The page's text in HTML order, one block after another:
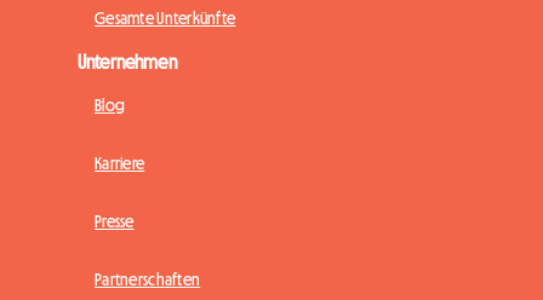
Gesamte Unterkünfte
Unternehmen
Blog
Karriere
Presse
Partnerschaften